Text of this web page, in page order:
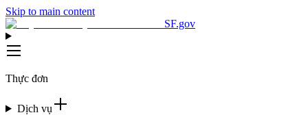
Skip to main content
SF.gov
Thực đơn
Dịch vụ